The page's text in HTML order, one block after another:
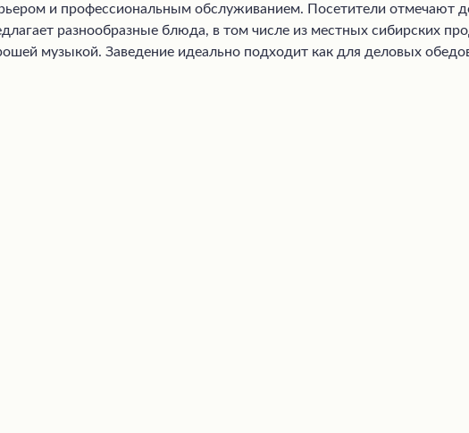
и профессиональным обслуживанием. Посетители отмечают
разнообразные блюда, в том числе из местных сибирских
музыкой. Заведение идеально подходит как для деловых